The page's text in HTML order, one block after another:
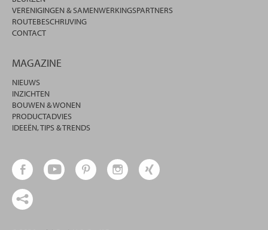
VERENIGINGEN & SAMENWERKINGSPARTNERS
ROUTEBESCHRIJVING
CONTACT
MAGAZINE
NIEUWS
INZICHTEN
BOUWEN & WONEN
PRODUCTADVIES
IDEEËN, TIPS & TRENDS